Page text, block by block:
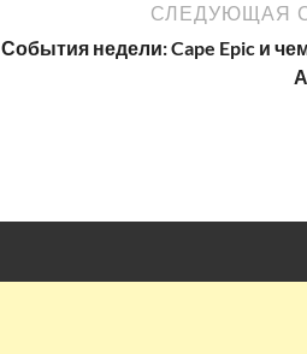
СЛЕДУЮЩАЯ
События недели: Cape Epic и